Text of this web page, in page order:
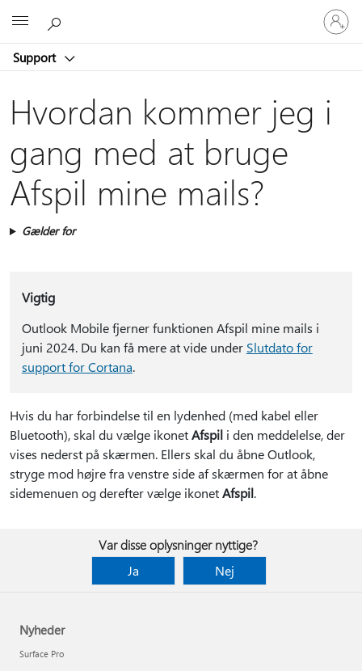
Support
Log
på
din
Hvordan kommer jeg i
gang med at bruge
Afspil mine mails?
Gælder for
Vigtig
Outlook Mobile fjerner funktionen Afspil mine mails i
juni 2024. Du kan få mere at vide under Slutdato for
support for Cortana.
Hvis du har forbindelse til en lydenhed (med kabel eller
Bluetooth), skal du vælge ikonetAfspil i den meddelelse, der
vises nederst på skærmen. Ellers skal du åbne Outlook,
stryge mod højre fra venstre side af skærmen for at åbne
sidemenuen og derefter vælge ikonetAfspil.
Var disse oplysninger nyttige?
Ja
Nej
Nyheder
Surface Pro